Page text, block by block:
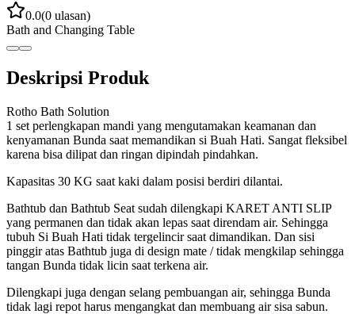
0.0(0 ulasan)
Bath and Changing Table
Deskripsi Produk
Rotho Bath Solution
1 set perlengkapan mandi yang mengutamakan keamanan dan
kenyamanan Bunda saat memandikan si Buah Hati. Sangat fleksibel
karena bisa dilipat dan ringan dipindah pindahkan.
Kapasitas 30 KG saat kaki dalam posisi berdiri dilantai.
Bathtub dan Bathtub Seat sudah dilengkapi KARET ANTI SLIP
yang permanen dan tidak akan lepas saat direndam air. Sehingga
tubuh Si Buah Hati tidak tergelincir saat dimandikan. Dan sisi
pinggir atas Bathtub juga di design mate / tidak mengkilap sehingga
tangan Bunda tidak licin saat terkena air.
Dilengkapi juga dengan selang pembuangan air, sehingga Bunda
tidak lagi repot harus mengangkat dan membuang air sisa sabun.